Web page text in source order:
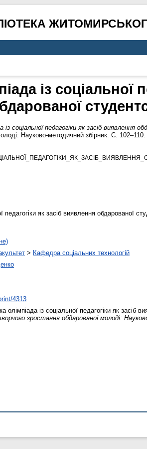
із соціальної
соціальної педагогіки як засіб виявлення
Науково-методичний збірник. С. 102–110.
педагогіки як засіб виявлення обдарованої
> Кафедра соціальних технологій
4313
олімпіада із соціальної педагогіки як засіб
зростання обдарованої молоді: